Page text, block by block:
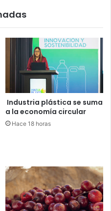
Industria plástica se suma
a la economía circular
Hace 18 horas